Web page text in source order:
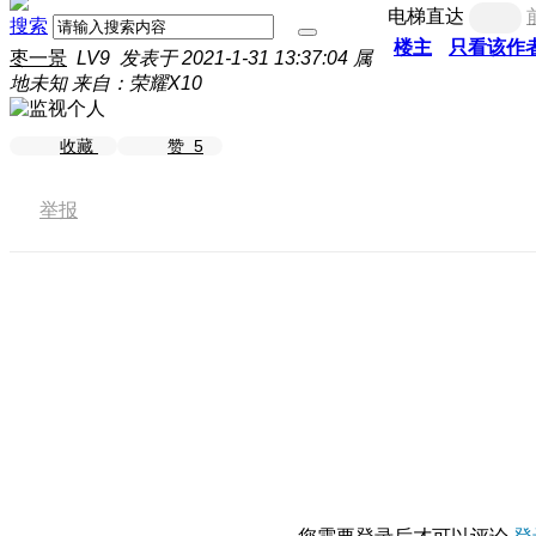
搜索 电梯直达
楼主
只看该作
枣一景 LV9 发表于 2021-1-31 13:37:04 属
地未知 来自：荣耀X10
收藏 赞 5
举报